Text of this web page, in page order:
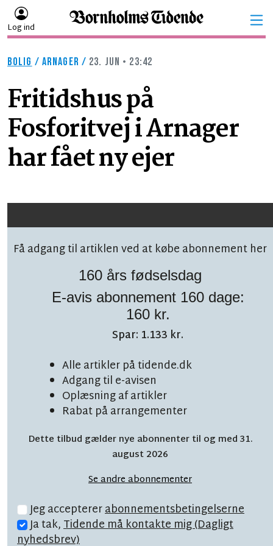
Log ind
BOLIG / ARNAGER / 23. JUN • 23:42
Fritidshus på
Fosforitvej i Arnager
har fået ny ejer
Få adgang til artiklen ved at købe abonnement her
160 års fødselsdag
E-avis abonnement 160 dage:
160 kr.
Spar: 1.133 kr.
Alle artikler på tidende.dk
Adgang til e-avisen
Oplæsning af artikler
Rabat på arrangementer
Dette tilbud gælder nye abonnenter til og med 31.
august 2026
Se andre abonnementer
Jeg acceptererabonnementsbetingelserne
Ja tak,Tidende må kontakte mig (Dagligt
nyhedsbrev)
Lars Nordahl råber op:
De skal stå på mål for
det